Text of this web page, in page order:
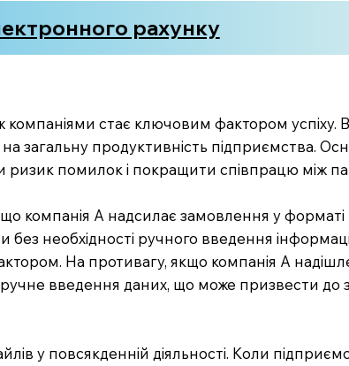
рахунку
стає ключовим фактором успіху.
загальну продуктивність підприємства.
помилок і покращити співпрацю між
компанія А надсилає замовлення у
необхідності ручного введення
На противагу, якщо компанія А
ручне введення даних, що може призвести до
у повсякденній діяльності. Коли